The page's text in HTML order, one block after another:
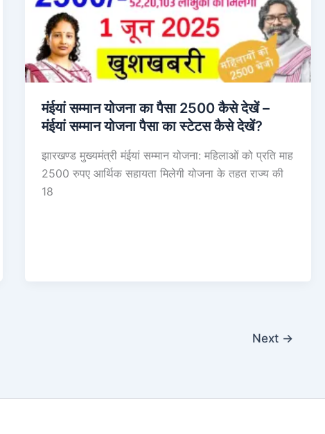
मंईयां सम्मान योजना का पैसा 2500 कैसे देखें –
मंईयां सम्मान योजना पैसा का स्टेटस कैसे देखें?
झारखण्ड मुख्यमंत्री मंईयां सम्मान योजना: महिलाओं को प्रति माह
2500 रुपए आर्थिक सहायता मिलेगी योजना के तहत राज्य की
18
Next →